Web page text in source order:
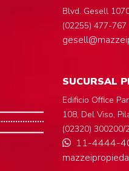
Blvd. Gesell
(02255) 477-767
SUCURSAL
Edificio Office
108, Del Viso,
(02320) 300200/
11-4444-